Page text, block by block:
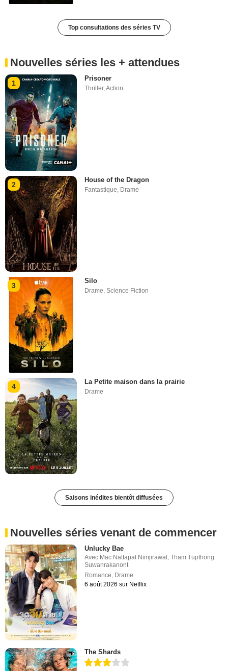
Top consultations des séries TV
Nouvelles séries les + attendues
1
Prisoner
Thriller,Action
2
House of the Dragon
Fantastique Drame
3
Silo
Drame,Science Fiction
4
La Petite maison dans la prairie
Drame
Saisons inédites bientôt diffusées
Nouvelles séries venant de commencer
Unlucky Bae
Avec Mac Nattapat Nimjirawat ,Tham Tupthong
Suwanrakanont
Romance Drame
6 août 2026 sur Netflix
The Shards